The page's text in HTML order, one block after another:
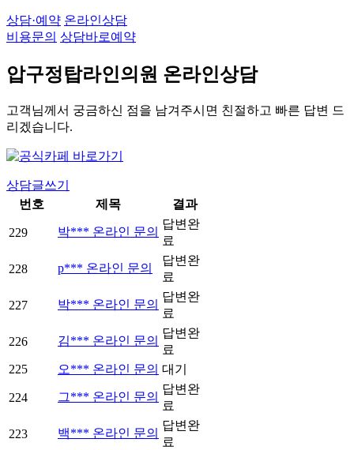
상담·예약 온라인상담
비용문의 상담바로예약
압구정탑라인의원 온라인상담
고객님께서 궁금하신 점을 남겨주시면 친절하고 빠른 답변 드
리겠습니다.
상담글쓰기
번호
제목 결과
229 박*** 온라인 문의
답변완
료
228 p*** 온라인 문의
답변완
료
227 박*** 온라인 문의
답변완
료
226 김*** 온라인 문의
답변완
료
225
오*** 온라인 문의 대기
224 그*** 온라인 문의
답변완
료
223 백*** 온라인 문의
답변완
료